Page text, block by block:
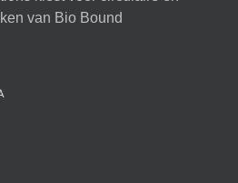
van Bio Bound